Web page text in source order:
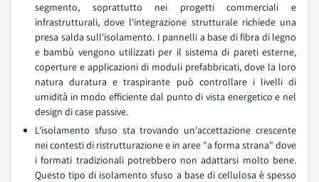
segmento, soprattutto nei progetti commerciali e
infrastrutturali, dove l'integrazione strutturale richiede una
presa salda sull'isolamento. I pannelli a base di fibra di legno
e bambù vengono utilizzati per il sistema di pareti esterne,
coperture e applicazioni di moduli prefabbricati, dove la loro
natura duratura e traspirante può controllare i livelli di
umidità in modo efficiente dal punto di vista energetico e nel
design di case passive.
L'isolamento sfuso sta trovando un'accettazione crescente
nei contesti di ristrutturazione e in aree "a forma strana" dove
i formati tradizionali potrebbero non adattarsi molto bene.
Questo tipo di isolamento sfuso a base di cellulosa è spesso